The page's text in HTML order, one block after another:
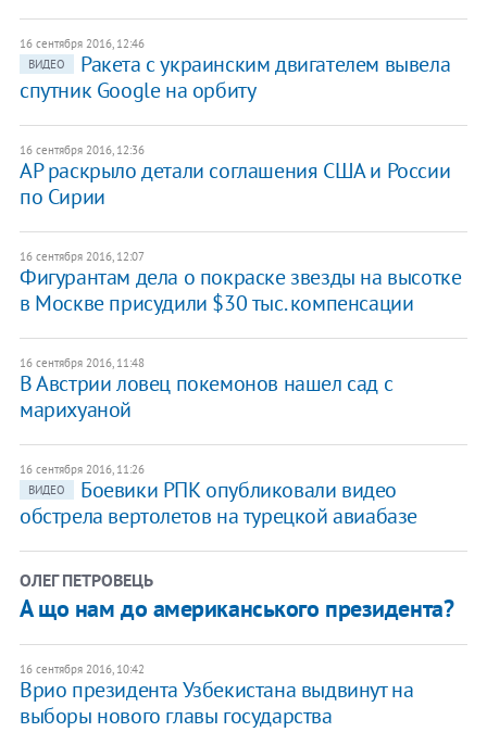
16 сентября 2016, 12:46
ВИДЕО
Ракета с украинским двигателем вывела
спутник Google на орбиту
16 сентября 2016, 12:36
AP раскрыло детали соглашения США и России
по Сирии
16 сентября 2016, 12:07
Фигурантам дела о покраске звезды на высотке
в Москве присудили $30 тыс. компенсации
16 сентября 2016, 11:48
В Австрии ловец покемонов нашел сад с
марихуаной
16 сентября 2016, 11:26
ВИДЕО
Боевики РПК опубликовали видео
обстрела вертолетов на турецкой авиабазе
ОЛЕГ ПЕТРОВЕЦЬ
А що нам до американського президента?
16 сентября 2016, 10:42
Врио президента Узбекистана выдвинут на
выборы нового главы государства